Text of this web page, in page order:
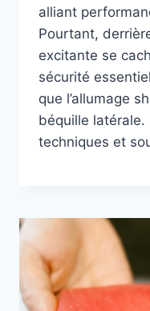
alliant
Pourtant,
excitante se
sécurité
que l’allumage
béquille
techniques et